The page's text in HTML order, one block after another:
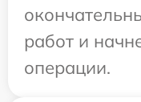
работ и
операции.